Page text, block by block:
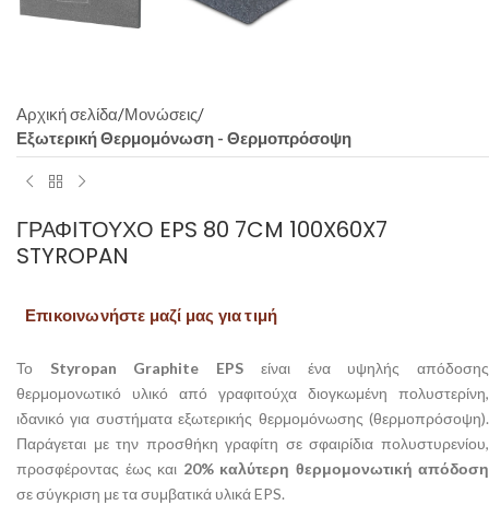
Αρχική σελίδα Μονώσεις
Εξωτερική Θερμομόνωση - Θερμοπρόσοψη
ΓΡΑΦΙΤΟΎΧΟ EPS 80 7CM 100X60X7
STYROPAN
Επικοινωνήστε μαζί μας για τιμή
Το Styropan Graphite EPS είναι ένα υψηλής απόδοσης
θερμομονωτικό υλικό από γραφιτούχα διογκωμένη πολυστερίνη,
ιδανικό για συστήματα εξωτερικής θερμομόνωσης (θερμοπρόσοψη).
Παράγεται με την προσθήκη γραφίτη σε σφαιρίδια πολυστυρενίου,
προσφέροντας έως και 20% καλύτερη θερμομονωτική απόδοση
σε σύγκριση με τα συμβατικά υλικά EPS.